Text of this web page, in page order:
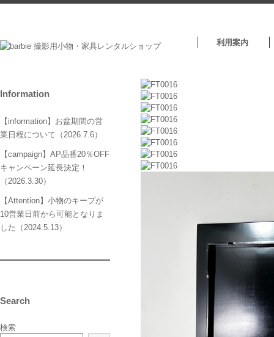
利用案内
Information
【information】お盆期間の営
業日程について（2026.7.6）
【campaign】AP品番20％OFF
キャンペーン延長決定！
（2026.3.30）
【Attention】小物のキープが
10営業日前から可能となりま
した（2024.5.13）
Search
検索